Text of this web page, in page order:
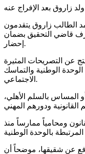
زاروق بعد الإفراج عنه
الطالب زاروق يتقدمون
قاضي التحقيق بضمان
إحضار.
عن التصريحات المثيرة
الوطنية والتماسك
الاجتماعي.
المساس بالسلم الأهلي،
ومحامياً ممارساً منذ
عن شقيقها، موضحاً أن